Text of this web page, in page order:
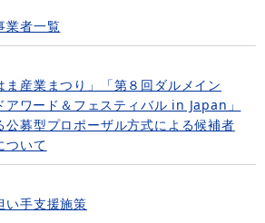
業者一覧
ま産業まつり」「第８回ダルメイン
ワード＆フェスティバル in Japan」
公募型プロポーザル方式による候補者
ついて
い手支援施策